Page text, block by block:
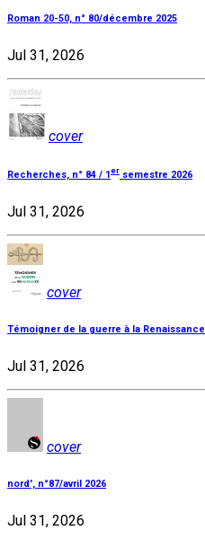
Roman 20-50, n° 80/décembre 2025
Jul 31, 2026
cover
Recherches, n° 84 / 1 er semestre 2026
Jul 31, 2026
cover
Témoigner de la guerre à la Renaissance
Jul 31, 2026
cover
nord', n°87/avril 2026
Jul 31, 2026